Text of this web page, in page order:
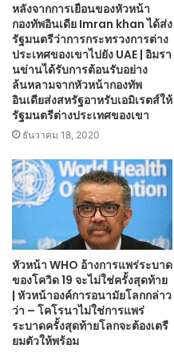
หลังจากการเยือนของหัวหน้า
กองทัพอินเดีย Imran khan ได้ส่ง
รัฐมนตรีว่าการกระทรวงการต่าง
ประเทศของเขาไปยัง UAE | อิมรา
นข่านได้รับการต้อนรับอย่าง
ล้นหลามจากหัวหน้ากองทัพ
อินเดียส่งสหรัฐอาหรับเอมิเรตส์ให้
รัฐมนตรีต่างประเทศของเขา
ธันวาคม 18, 2020
หัวหน้า WHO อ้างการแพร่ระบาด
ของโควิด 19 จะไม่ใช่ครั้งสุดท้าย
| หัวหน้าองค์การอนามัยโลกกล่าว
ว่า – โคโรนาไม่ใช่การแพร่
ระบาดครั้งสุดท้ายโลกจะต้องเตรี
ยมตัวให้พร้อม